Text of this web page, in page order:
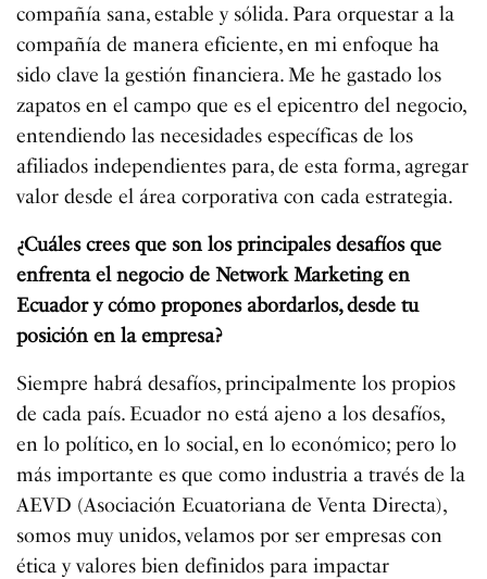
compañía sana, estable y sólida. Para orquestar a la
compañía de manera eficiente, en mi enfoque ha
sido clave la gestión financiera. Me he gastado los
zapatos en el campo que es el epicentro del negocio,
entendiendo las necesidades específicas de los
afiliados independientes para, de esta forma, agregar
valor desde el área corporativa con cada estrategia.
¿Cuáles crees que son los principales desafíos que
enfrenta el negocio de Network Marketing en
Ecuador y cómo propones abordarlos, desde tu
posición en la empresa?
Siempre habrá desafíos, principalmente los propios
de cada país. Ecuador no está ajeno a los desafíos,
en lo político, en lo social, en lo económico; pero lo
más importante es que como industria a través de la
AEVD (Asociación Ecuatoriana de Venta Directa),
somos muy unidos, velamos por ser empresas con
ética y valores bien definidos para impactar